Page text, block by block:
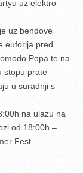
uz elektro
uz bendove
euforija pred
Popa te na
stopu prate
u suradnji s
na ulazu na
od 18:00h –
Fest.